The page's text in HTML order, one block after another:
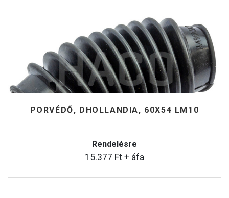
PORVÉDŐ, DHOLLANDIA, 60X54 LM10
Rendelésre
15.377 Ft + áfa